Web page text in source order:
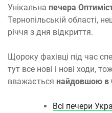
Унікальна печера
Тернопільській області,
річчя з дня відкриття.
Щороку фахівці під час
тут все нові і нові ходи,
вважається найдовшою в
Всі печери